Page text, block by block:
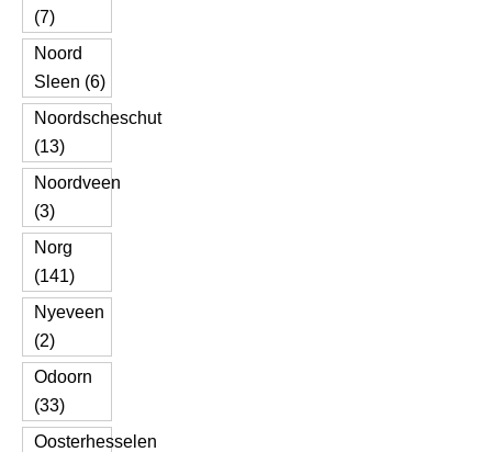
(7)
Noord
Sleen (6)
Noordscheschut
(13)
Noordveen
(3)
Norg
(141)
Nyeveen
(2)
Odoorn
(33)
Oosterhesselen